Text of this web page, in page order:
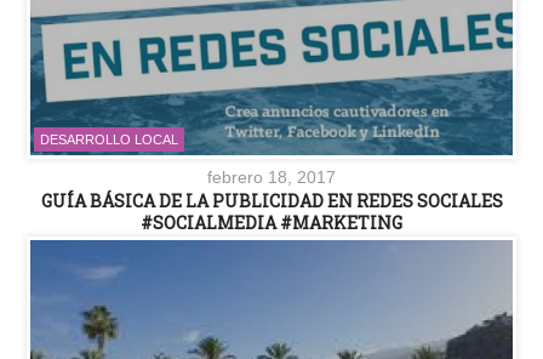
DESARROLLO LOCAL
febrero 18, 2017
GUÍA BÁSICA DE LA PUBLICIDAD EN REDES SOCIALES
#SOCIALMEDIA #MARKETING